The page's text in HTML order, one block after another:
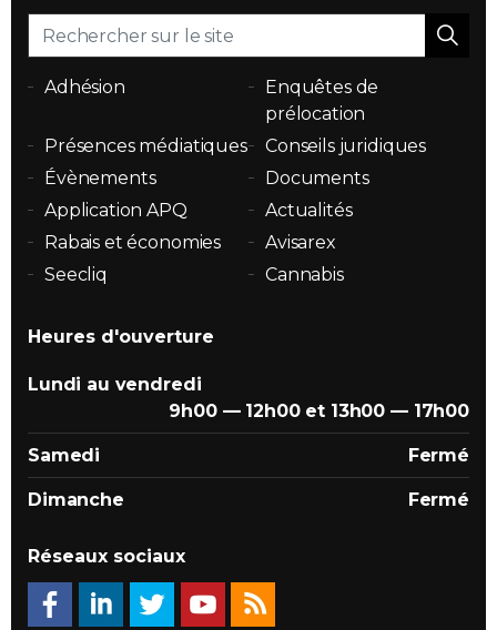
Adhésion
Enquêtes de
prélocation
Présences médiatiques
Conseils juridiques
Évènements
Documents
Application APQ
Actualités
Rabais et économies
Avisarex
Seecliq
Cannabis
Heures d'ouverture
Lundi au vendredi
9h00 — 12h00 et 13h00 — 17h00
Samedi Fermé
Dimanche Fermé
Réseaux sociaux